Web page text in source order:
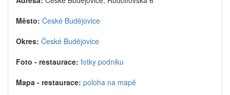
Město: České Budějovice
Okres: České Budějovice
Foto - restaurace: fotky podniku
Mapa - restaurace: poloha na mapě